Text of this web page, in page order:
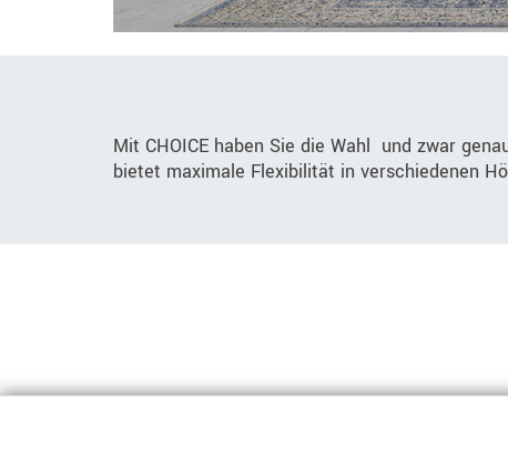
Mit CHOICE haben Sie die Wahl  und zwar
bietet maximale Flexibilität in verschiedenen